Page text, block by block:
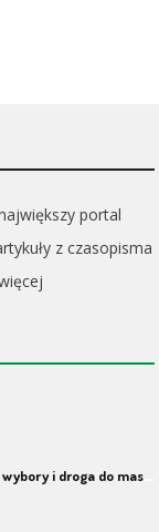
portal
z czasopisma